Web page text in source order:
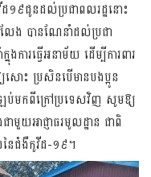
វីដ១៩​ជូន​ដល់​ប្រជាពល​រដ្ឋនោះ
ែង បាន​ណែ​នាំ​​ដល់​ប្រជា
ង​ការធ្វើអនាម័យ ដើម្បី​ការពារ​
សោះ ប្រសិនបើមានបងប្អូន
ប់មក​ពី​ក្រៅ​ប្រទេស​វិញ សូម​ឱ្យ​
មួយអាជ្ញាធរមូលដ្ឋាន ជាពិ​
នៃជំងឺកូវីដ-១៩​។